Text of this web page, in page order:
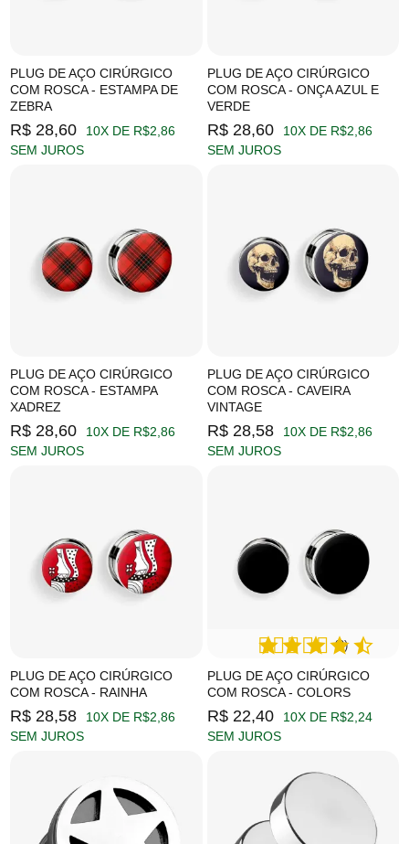
PLUG DE AÇO CIRÚRGICO
COM ROSCA - ESTAMPA DE
ZEBRA
R$ 28,60
10X DE R$2,86
SEM JUROS
PLUG DE AÇO CIRÚRGICO
COM ROSCA - ONÇA AZUL E
VERDE
R$ 28,60
10X DE R$2,86
SEM JUROS
PLUG DE AÇO CIRÚRGICO
COM ROSCA - ESTAMPA
XADREZ
R$ 28,60
10X DE R$2,86
SEM JUROS
PLUG DE AÇO CIRÚRGICO
COM ROSCA - CAVEIRA
VINTAGE
R$ 28,58
10X DE R$2,86
SEM JUROS
PLUG DE AÇO CIRÚRGICO
COM ROSCA - RAINHA
R$ 28,58
10X DE R$2,86
SEM JUROS
PLUG DE AÇO CIRÚRGICO
COM ROSCA - COLORS
(9)
R$ 22,40
10X DE R$2,24
SEM JUROS